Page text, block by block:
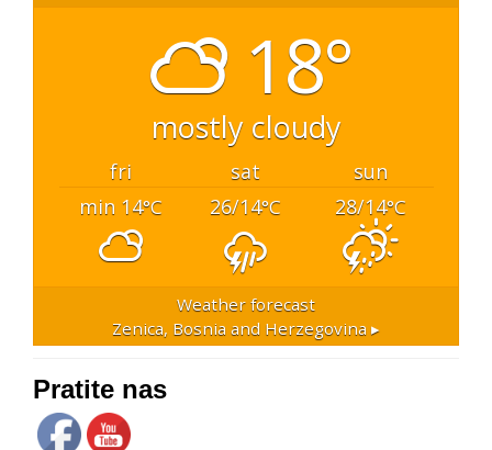
18°
mostly cloudy
fri sat
sun
min 14°C 26/14°C 28/14°C
Weather forecast
Zenica, Bosnia and Herzegovina ▸
Pratite nas